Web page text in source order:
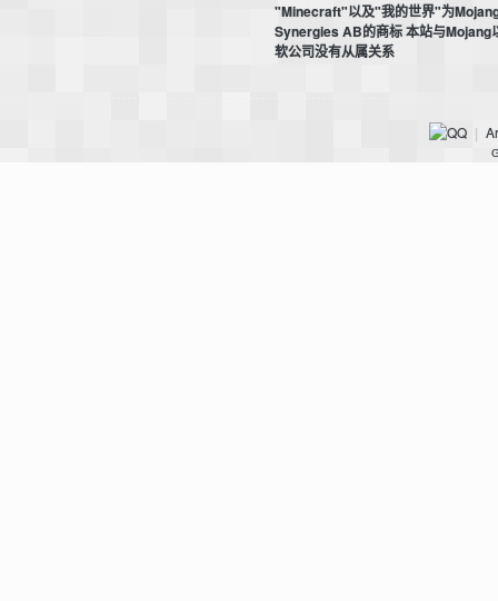
"Minecraft"以及"我的世界"为
Synergies AB的商标 本站与Mojang
软公司没有从属关系